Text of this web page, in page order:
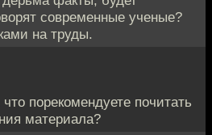
современные ученые?
на труды.
порекомендуете почитать
материала?